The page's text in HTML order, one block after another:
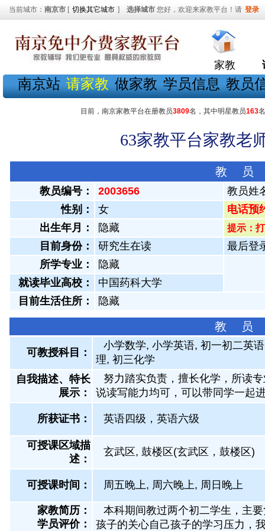
当前城市： 南京市 [ 切换其它城市 ] 选择城市 您好，欢迎来家教平台！请 登录
家教
南京站 请家教 做家教 学员信息 教员
目前，南京家教平台在册教员3809名，其中明星教员163
63家教平台家教老
教 员
教员编号： 2003656
教员姓
性别：
女
电话预
出生年月：
隐藏 提示：
目前身份： 研究生在读
最后登
所学专业：
隐藏
就读毕业高校：
中国药科大学
目前生活住所：
隐藏
教 员
可教授科目：
小学数学, 小学英语, 初一初二英
理, 初三化学
自我描述、特长
展示 ：
努力踏实负责，擅长化学，所读
说读写能力均可，可以带同学一起
所获证书 ： 英语四级，英语六级
可授课区域描
述：
玄武区, 鼓楼区(玄武区，鼓楼区)
可授课时间： 周五晚上, 周六晚上, 周日晚上
家教简历：
学员评价：
本科期间教过两个初二学生，主
孩子的关心自己孩子的学习压力，